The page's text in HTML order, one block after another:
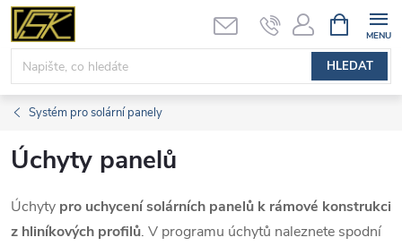
Přejít
obsah
HLEDAT
NÁKUPNÍ
KOŠÍK
Systém pro solární panely
Úchyty panelů
Úchyty pro uchycení solárních panelů k rámové konstrukci
z hliníkových profilů. V programu úchytů naleznete spodní